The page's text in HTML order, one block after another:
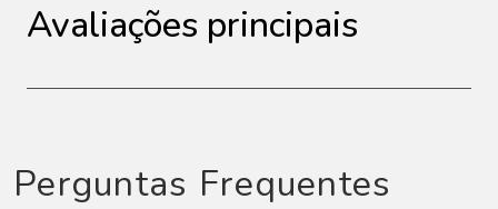
Avaliações principais
Perguntas Frequentes